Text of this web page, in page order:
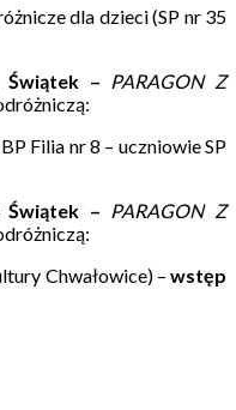
dla dzieci (SP nr 35
Świątek – PARAGON Z
Filia nr 8 – uczniowie SP
Świątek – PARAGON Z
Chwałowice) –wstęp